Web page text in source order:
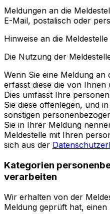
Meldungen an die
E-Mail, postalisch oder
Hinweise an die
Die Nutzung der
Wenn Sie eine Meldung an
erfasst diese die von
Dies umfasst Ihre
Sie diese offenlegen, und
sonstigen
Sie in Ihrer Meldung
Meldestelle mit Ihren
sich aus der
Kategorien
verarbeiten
Wir erhalten von der
Meldung geprüft hat,